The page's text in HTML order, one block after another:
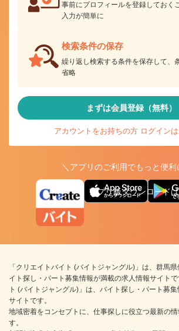
事前にプロフィールを登録しておく
入力が簡単に
検索条件の保存
繰り返し検索する条件を保存して、
省略
まずは会員登録（無料）
アカウントをお持ちの方 ログインは
＼アプリのご利用でもっと便利
アプリ版ダウンロード
「クリエイトバイト (バイトジャングル)」は、群馬
イト探し・パート募集情報が満載の求人情報サイト
ト (バイトジャングル)」は、バイト探し・パート募
サイトです。
地域密着をコンセプトに、仕事探しに役立つ最新の
す。